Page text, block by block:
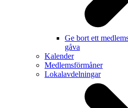
Ge bort ett
gåva
Kalender
Medlemsförmåner
Lokalavdelningar